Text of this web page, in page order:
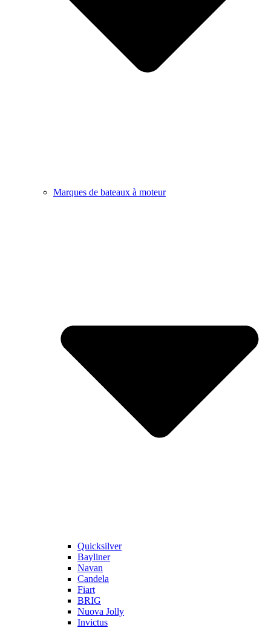
Marques de bateaux à moteur
Quicksilver
Bayliner
Navan
Candela
Fiart
BRIG
Nuova Jolly
Invictus